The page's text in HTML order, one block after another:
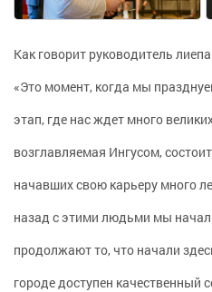
Как говорит руководитель
«Это момент, когда мы
этап, где нас ждет много
возглавляемая Ингусом,
начавших свою карьеру много
назад с этими людьми мы
продолжают то, что начали
городе доступен качественный